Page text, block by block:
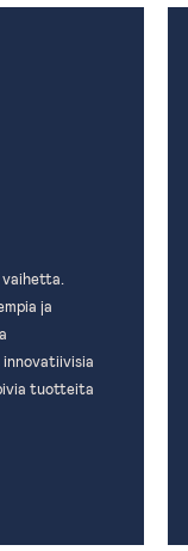
vaihetta.
ja
tuotteita